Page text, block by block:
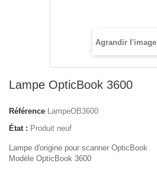
Agrandir l'image
Lampe OpticBook 3600
Référence LampeOB3600
État : Produit neuf
Lampe d'origine pour scanner OpticBook
Modèle OpticBook 3600